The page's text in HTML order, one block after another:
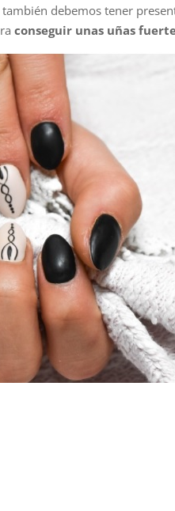
debemos tener
conseguir unas uñas